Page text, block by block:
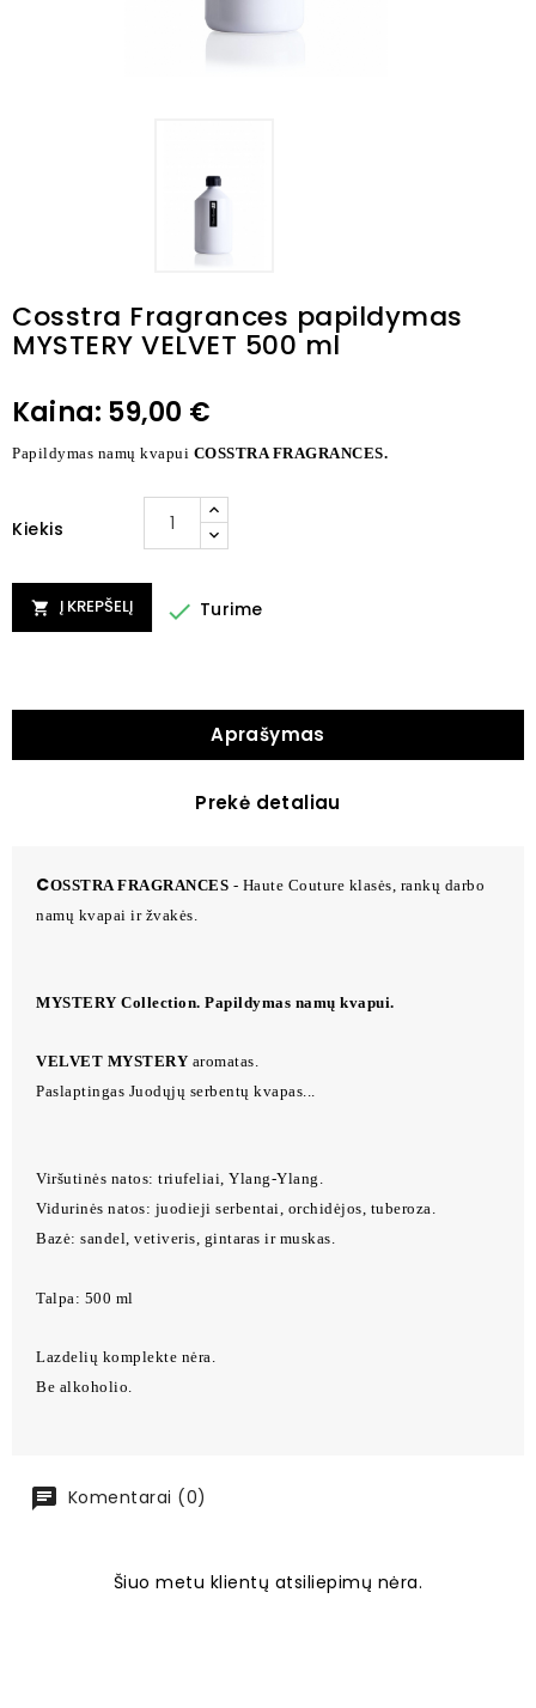
Cosstra Fragrances papildymas
MYSTERY VELVET 500 ml
Kaina: 59,00 €
Papildymas namų kvapui COSSTRA FRAGRANCES.
Kiekis
 Į KREPŠELĮ  Turime
Aprašymas
Prekė detaliau
COSSTRA FRAGRANCES - Haute Couture klasės, rankų darbo
namų kvapai ir žvakės.
MYSTERY Collection. Papildymas namų kvapui.
VELVET MYSTERY aromatas.
Paslaptingas Juodųjų serbentų kvapas...
Viršutinės natos: triufeliai, Ylang-Ylang.
Vidurinės natos: juodieji serbentai, orchidėjos, tuberoza.
Bazė: sandel, vetiveris, gintaras ir muskas.
Talpa: 500 ml
Lazdelių komplekte nėra.
Be alkoholio.
Komentarai (0)
Šiuo metu klientų atsiliepimų nėra.